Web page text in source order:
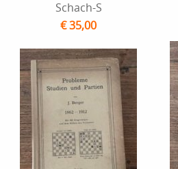
Schach-S
€ 35,00